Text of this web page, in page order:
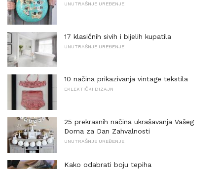
UNUTRAŠNJE UREĐENJE
17 klasičnih sivih i bijelih kupatila
UNUTRAŠNJE UREĐENJE
10 načina prikazivanja vintage tekstila
EKLEKTIČKI DIZAJN
25 prekrasnih načina ukrašavanja Vašeg
Doma za Dan Zahvalnosti
UNUTRAŠNJE UREĐENJE
Kako odabrati boju tepiha